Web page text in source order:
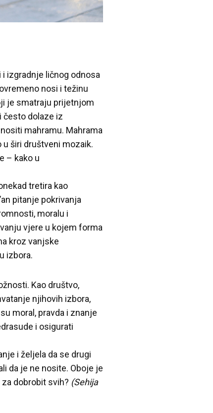
izgradnje ličnog odnosa
nosi i težinu
je smatraju prijetnjom
često dolaze iz
mahramu. Mahrama
širi društveni mozaik.
– kako u
tretira kao
pitanje pokrivanja
moralu i
vjere u kojem forma
kroz vanjske
izbora.
Kao društvo,
njihovih izbora,
moral, pravda i znanje
i osigurati
i željela da se drugi
da je ne nosite. Oboje je
dobrobit svih? (Sehija